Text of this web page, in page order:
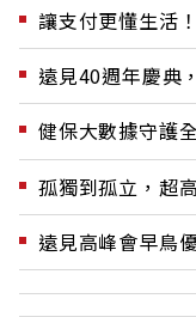
讓支付更懂生活
遠見40週年慶典
健保大數據守護
孤獨到孤立，超
遠見高峰會早鳥